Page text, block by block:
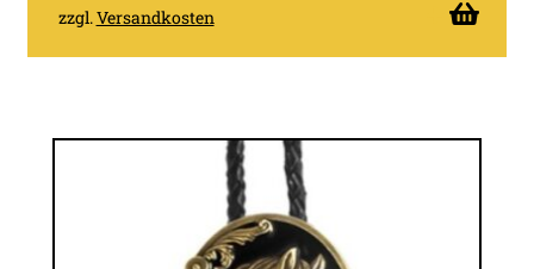
zzgl.Versandkosten